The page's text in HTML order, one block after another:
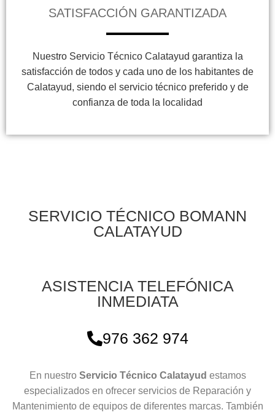
SATISFACCIÓN GARANTIZADA
Nuestro Servicio Técnico Calatayud garantiza la
satisfacción de todos y cada uno de los habitantes de
Calatayud, siendo el servicio técnico preferido y de
confianza de toda la localidad
SERVICIO TÉCNICO BOMANN
CALATAYUD
ASISTENCIA TELEFÓNICA
INMEDIATA
976 362 974
En nuestro Servicio Técnico Calatayud estamos
especializados en ofrecer servicios de Reparación y
Mantenimiento de equipos de diferentes marcas. También